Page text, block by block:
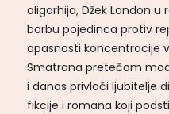
oligarhija, Džek London
borbu pojedinca protiv
opasnosti koncentracije
Smatrana pretečom
i danas privlači ljubitelje
fikcije i romana koji